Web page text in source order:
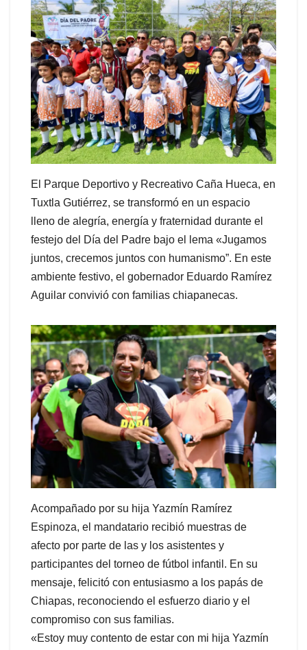
El Parque Deportivo y Recreativo Caña Hueca, en
Tuxtla Gutiérrez, se transformó en un espacio
lleno de alegría, energía y fraternidad durante el
festejo del Día del Padre bajo el lema «Jugamos
juntos, crecemos juntos con humanismo”. En este
ambiente festivo, el gobernador Eduardo Ramírez
Aguilar convivió con familias chiapanecas.
Acompañado por su hija Yazmín Ramírez
Espinoza, el mandatario recibió muestras de
afecto por parte de las y los asistentes y
participantes del torneo de fútbol infantil. En su
mensaje, felicitó con entusiasmo a los papás de
Chiapas, reconociendo el esfuerzo diario y el
compromiso con sus familias.
«Estoy muy contento de estar con mi hija Yazmín